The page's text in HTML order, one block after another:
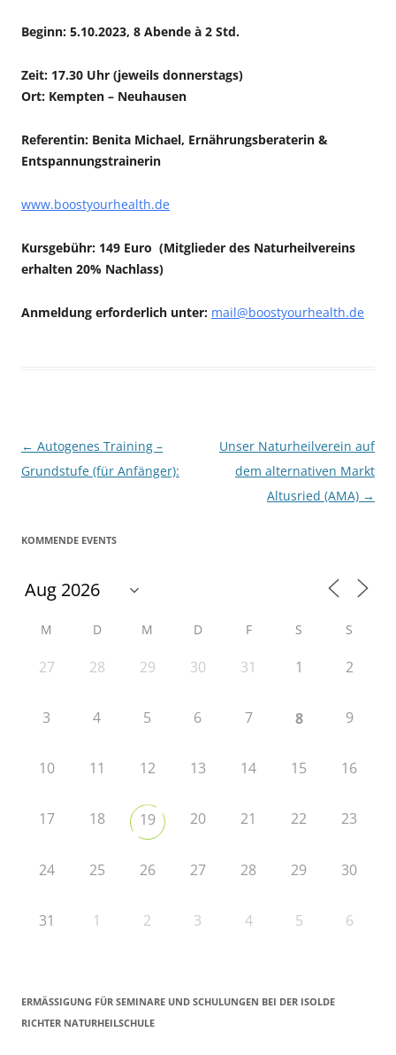
Beginn: 5.10.2023, 8 Abende à 2 Std.
Zeit: 17.30 Uhr (jeweils donnerstags)
Ort: Kempten – Neuhausen
Referentin: Benita Michael, Ernährungsberaterin &
Entspannungstrainerin
www.boostyourhealth.de
Kursgebühr: 149 Euro (Mitglieder des Naturheilvereins
erhalten 20% Nachlass)
Anmeldung erforderlich unter: mail@boostyourhealth.de
Beitragsnavigation
← Autogenes Training –
Grundstufe (für Anfänger):
Unser Naturheilverein auf
dem alternativen Markt
Altusried (AMA) →
KOMMENDE EVENTS
M D M D F S S
27 28 29 30 31 1 2
3 4 5 6 7 8 9
10 11 12 13 14 15 16
17 18 19 20 21 22 23
24 25 26 27 28 29 30
31 1 2 3 4 5 6
ERMÄSSIGUNG FÜR SEMINARE UND SCHULUNGEN BEI DER ISOLDE R
ICHTER NATURHEILSCHULE